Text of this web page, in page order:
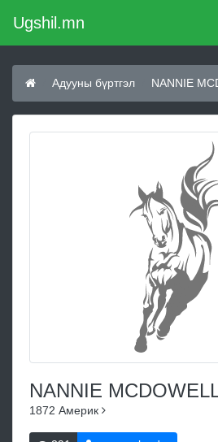
Ugshil.mn
Адууны бүртгэл NANNIE
NANNIE
1872 Америк